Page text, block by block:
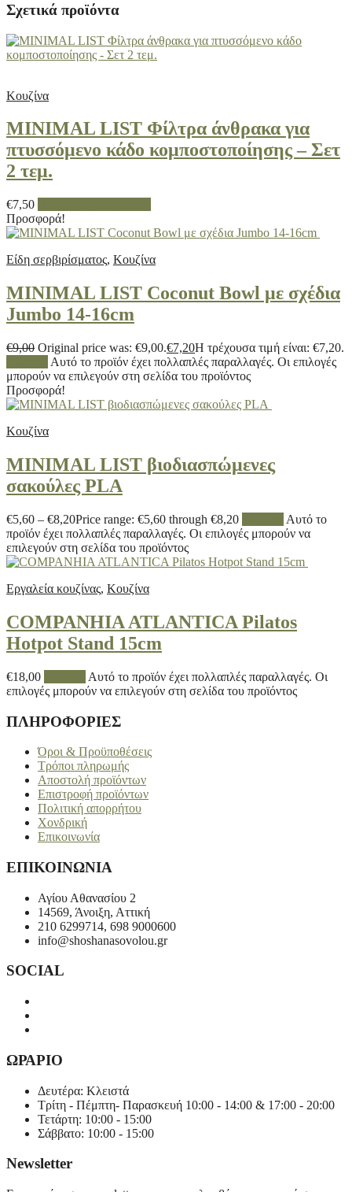
Σχετικά προϊόντα
Κουζίνα
MINIMAL LIST Φίλτρα άνθρακα για
πτυσσόμενο κάδο κομποστοποίησης – Σετ
2 τεμ.
€7,50
Προσφορά!
Είδη σερβιρίσματος, Κουζίνα
MINIMAL LIST Coconut Bowl με σχέδια
Jumbo 14-16cm
€9,00 Original price was: €9,00.€7,20Η τρέχουσα τιμή είναι: €7,20.
Αυτό το προϊόν έχει πολλαπλές παραλλαγές. Οι επιλογές
μπορούν να επιλεγούν στη σελίδα του προϊόντος
Προσφορά!
Κουζίνα
MINIMAL LIST βιοδιασπώμενες
σακούλες PLA
€5,60 – €8,20Price range: €5,60 through €8,20
Αυτό το
προϊόν έχει πολλαπλές παραλλαγές. Οι επιλογές μπορούν να
επιλεγούν στη σελίδα του προϊόντος
Εργαλεία κουζίνας, Κουζίνα
COMPANHIA ATLANTICA Pilatos
Hotpot Stand 15cm
€18,00
Αυτό το προϊόν έχει πολλαπλές παραλλαγές. Οι
επιλογές μπορούν να επιλεγούν στη σελίδα του προϊόντος
ΠΛΗΡΟΦΟΡΙΕΣ
Όροι & Προϋποθέσεις
Τρόποι πληρωμής
Αποστολή προϊόντων
Επιστροφή προϊόντων
Πολιτική απορρήτου
Χονδρική
Επικοινωνία
ΕΠΙΚΟΙΝΩΝΙΑ
Αγίου Αθανασίου 2
14569, Άνοιξη, Αττική
210 6299714, 698 9000600
info@shoshanasovolou.gr
SOCIAL
ΩΡΑΡΙΟ
Δευτέρα: Κλειστά
Τρίτη - Πέμπτη- Παρασκευή 10:00 - 14:00 & 17:00 - 20:00
Τετάρτη: 10:00 - 15:00
Σάββατο: 10:00 - 15:00
Newsletter